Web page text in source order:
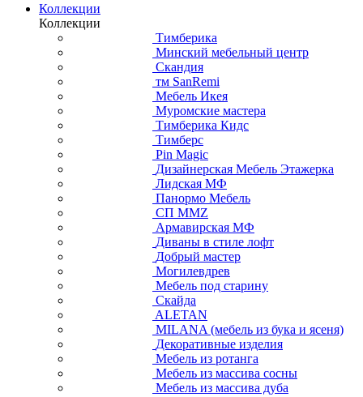
Коллекции
Коллекции
Тимберика
Минский мебельный центр
Скандия
тм SanRemi
Мебель Икея
Муромские мастера
Тимберика Кидс
Тимберс
Pin Magic
Дизайнерская Мебель Этажерка
Лидская МФ
Панормо Мебель
СП ММZ
Армавирская МФ
Диваны в стиле лофт
Добрый мастер
Могилевдрев
Мебель под старину
Скайда
ALETAN
MILANA (мебель из бука и ясеня)
Декоративные изделия
Мебель из ротанга
Мебель из массива сосны
Мебель из массива дуба